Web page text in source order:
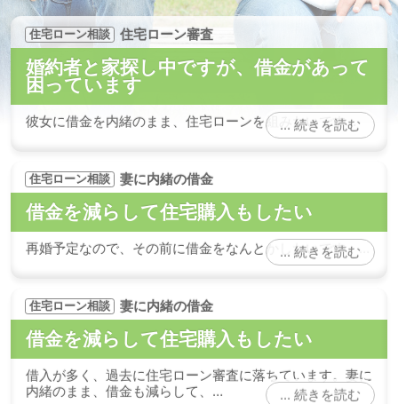
住宅ローン相談 住宅ローン審査
婚約者と家探し中ですが、借金があって
困っています
彼女に借金を内緒のまま、住宅ローンを組みたいです…
続きを読む
住宅ローン相談 妻に内緒の借金
借金を減らして住宅購入もしたい
再婚予定なので、その前に借金をなんとかしたいです。…
続きを読む
住宅ローン相談 妻に内緒の借金
借金を減らして住宅購入もしたい
借入が多く、過去に住宅ローン審査に落ちています。妻に
内緒のまま、借金も減らして、…
続きを読む